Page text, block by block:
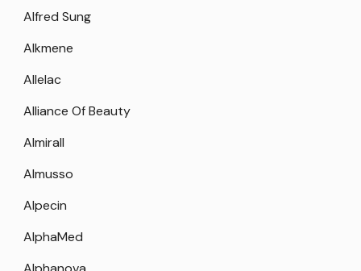
Alfred Sung
Alkmene
Allelac
Alliance Of Beauty
Almirall
Almusso
Alpecin
AlphaMed